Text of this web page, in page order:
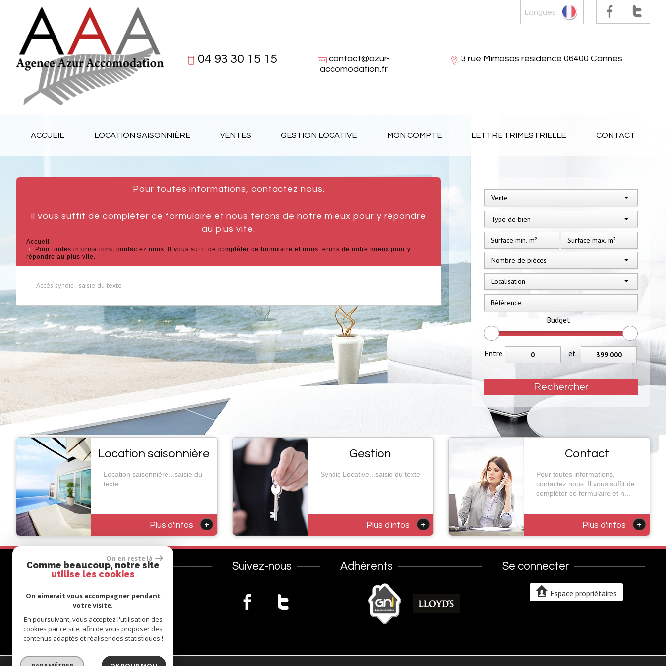
Langues
04 93 30 15 15
contact@azur-
accomodation.fr
3 rue Mimosas residence 06400 Cannes
ACCUEIL LOCATION SAISONNIÈRE VENTES GESTION LOCATIVE MON COMPTE LETTRE TRIMESTRIELLE CONTACT
Vente
Type de bien
Nombre de pièces
Localisation
Budget
Entre et
Rechercher
pour toutes informations, contactez nous.
il vous suffit de compléter ce formulaire et nous ferons de notre mieux pour y répondre
au plus vite.
Accueil
Pour toutes informations, contactez nous. Il vous suffit de compléter ce formulaire et nous ferons de notre mieux pour y
répondre au plus vite.
Accès syndic...saisie du texte
Location saisonnière
Location saisonnière...saisie du
texte
Plus d'infos +
Gestion
Syndic Locative...saisie du texte
Plus d'infos +
Contact
Pour toutes informations,
contactez nous. Il vous suffit de
compléter ce formulaire et n...
Plus d'infos +
Contactez-nous
E-mail : contact@azur-accomodation.fr
06400 Cannes
Suivez-nous Adhérents Se connecter
Espace propriétaires
On en reste là
Comme beaucoup, notre site
utilise les cookies
On aimerait vous accompagner pendant
votre visite.
En poursuivant, vous acceptez l'utilisation des
cookies par ce site, afin de vous proposer des
contenus adaptés et réaliser des statistiques !